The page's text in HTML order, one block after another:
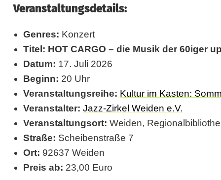
–
d
i
e
u
s
i
Veranstaltungsdetails:
Genres: Konzert
Titel: HOT CARGO – die Musik der 60iger
Datum: 17. Juli 2026
Beginn: 20 Uhr
Veranstaltungsreihe: Kultur im Kasten:
Veranstalter: Jazz-Zirkel Weiden e.V.
Veranstaltungsort: Weiden,
Straße: Scheibenstraße 7
Ort: 92637 Weiden
Preis ab: 23,00 Euro